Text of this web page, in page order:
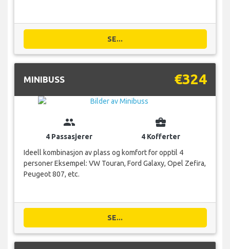
SE...
MINIBUSS €324
group
4 Passasjerer
business_center
4 Kofferter
Ideell kombinasjon av plass og komfort for opptil 4
personer Eksempel: VW Touran, Ford Galaxy, Opel Zefira,
Peugeot 807, etc.
SE...